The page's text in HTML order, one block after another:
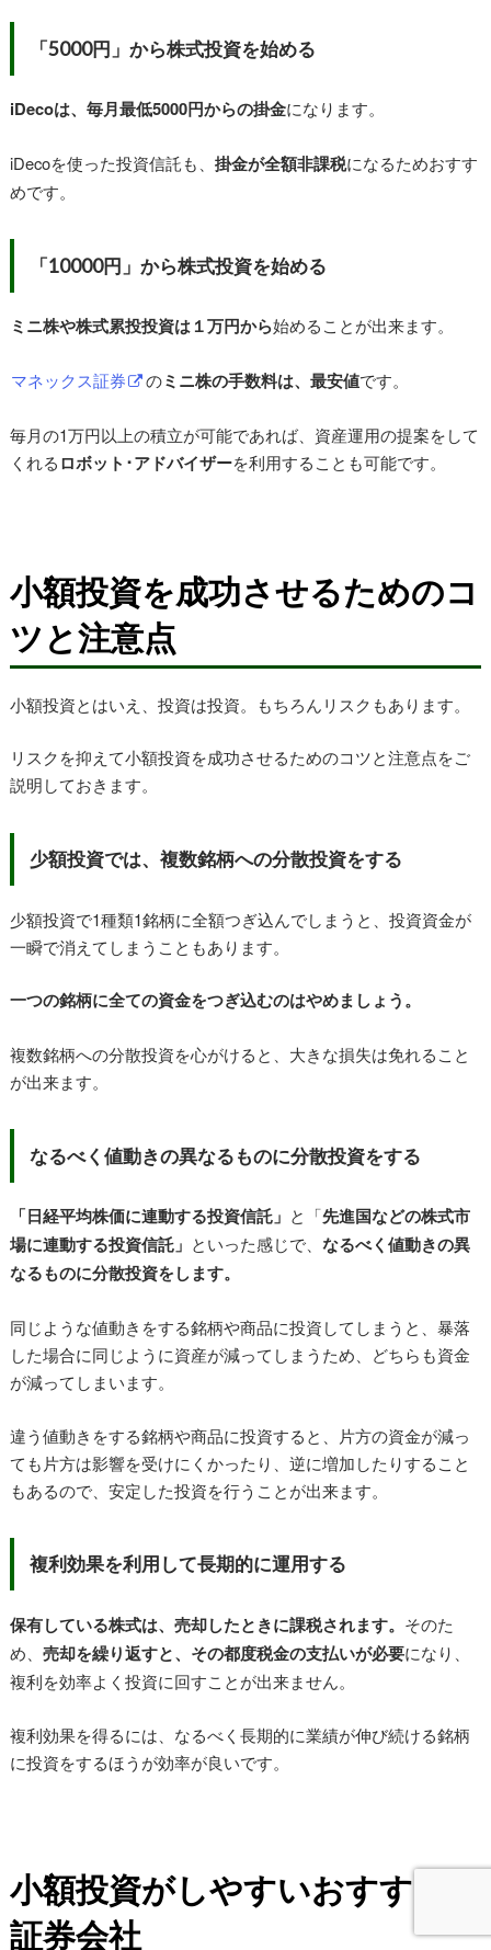
「5000円」から株式投資を始める
iDecoは、毎月最低5000円からの掛金になります。
iDecoを使った投資信託も、 掛金が全額非課税になるためおすす
めです。
「10000円」から株式投資を始める
ミニ株や株式累投投資は１万円から始めることが出来ます。
マネックス証券 のミニ株の手数料は、最安値です。
毎月の1万円以上の積立が可能であれば、資産運用の提案をして
くれるロボット･アドバイザーを利用することも可能です。
小額投資を成功させるためのコ
ツと注意点
小額投資とはいえ、投資は投資。もちろんリスクもあります。
リスクを抑えて小額投資を成功させるためのコツと注意点をご
説明しておきます。
少額投資では、複数銘柄への分散投資をする
少額投資で1種類1銘柄に全額つぎ込んでしまうと、投資資金が
一瞬で消えてしまうこともあります。
一つの銘柄に全ての資金をつぎ込むのはやめましょう。
複数銘柄への分散投資を心がけると、大きな損失は免れること
が出来ます。
なるべく値動きの異なるものに分散投資をする
「日経平均株価に連動する投資信託」 と「先進国などの株式市
場に連動する投資信託」 といった感じで、 なるべく値動きの異
なるものに分散投資をします。
同じような値動きをする銘柄や商品に投資してしまうと、暴落
した場合に同じように資産が減ってしまうため、どちらも資金
が減ってしまいます。
違う値動きをする銘柄や商品に投資すると、片方の資金が減っ
ても片方は影響を受けにくかったり、逆に増加したりすること
もあるので、安定した投資を行うことが出来ます。
複利効果を利用して長期的に運用する
保有している株式は、売却したときに課税されます。 そのた
め、 売却を繰り返すと、その都度税金の支払いが必要になり、
複利を効率よく投資に回すことが出来ません。
複利効果を得るには、なるべく長期的に業績が伸び続ける銘柄
に投資をするほうが効率が良いです。
小額投資がしやすいおすすめの
証券会社